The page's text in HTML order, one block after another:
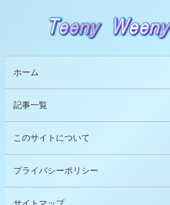
ホーム
記事一覧
このサイトについて
プライバシーポリシー
サイトマップ